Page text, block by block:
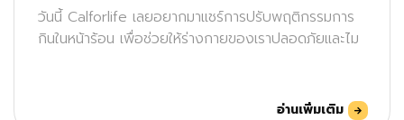
วันนี้ Calforlife เลยอยากมาแชร์การปรับพฤติกรรมการ
กินในหน้าร้อน เพื่อช่วยให้ร่างกายของเราปลอดภัยและไม
อ่านเพิ่มเติม